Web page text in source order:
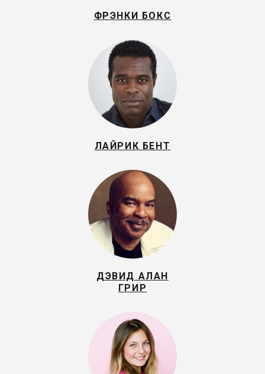
ФРЭНКИ БОКС
ЛАЙРИК БЕНТ
ДЭВИД АЛАН
ГРИР